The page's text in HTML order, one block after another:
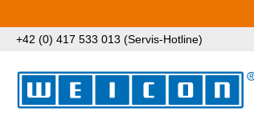
+42 (0) 417 533 013 (Servis-Hotline)